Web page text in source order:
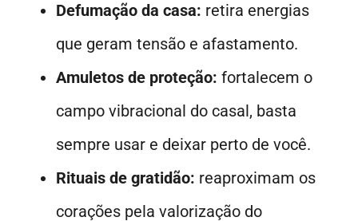
Defumação da casa: retira energias
que geram tensão e afastamento.
Amuletos de proteção: fortalecem o
campo vibracional do casal, basta
sempre usar e deixar perto de você.
Rituais de gratidão: reaproximam os
corações pela valorização do